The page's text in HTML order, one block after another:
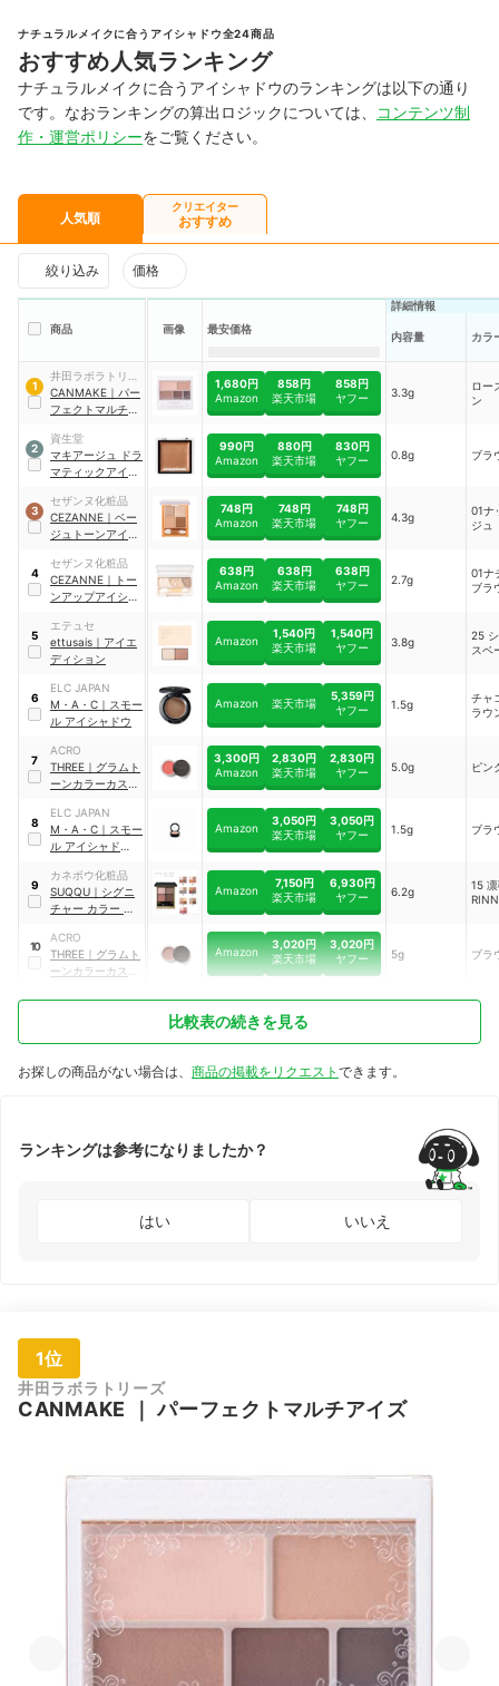
ナチュラルメイクに合うアイシャドウ全24商品
おすすめ人気ランキング
ナチュラルメイクに合うアイシャドウのランキングは以下の通り
です。なおランキングの算出ロジックについては、
コンテンツ制
作・運営ポリシーをご覧ください。
人気順
クリエイター
おすすめ
絞り込み 価格
商品 画像 最安価格
詳細情報
内容量 カラ
1
井田ラボラトリー
ズ
CANMAKE ｜ パー
フェクトマルチア
1,680円
Amazon
858円
楽天市場
858円
ヤフー
3.3g
ロー
ン
2
資生堂
マキアージュ ドラ
マティックアイカ
990円
Amazon
880円
楽天市場
830円
ヤフー
0.8g ブラ
3
セザンヌ化粧品
CEZANNE ｜ ベー
ジュトーンアイシ
748円
Amazon
748円
楽天市場
748円
ヤフー
4.3g
01ナ
ジュ
4
セザンヌ化粧品
CEZANNE ｜ トー
ンアップアイシャ
638円
Amazon
638円
楽天市場
638円
ヤフー
2.7g
01ナ
ブラ
5
エテュセ
ettusais ｜ アイエ
ディション
Amazon
1,540円
楽天市場
1,540円
ヤフー
3.8g
25
スベ
6
ELC JAPAN
M・A・C ｜ スモー
ル アイシャドウ
Amazon 楽天市場
5,359円
ヤフー
1.5g
チャ
ラウ
7
ACRO
THREE ｜ グラムト
ーンカラーカスタ
3,300円
Amazon
2,830円
楽天市場
2,830円
ヤフー
5.0g ピン
8
ELC JAPAN
M・A・C ｜ スモー
ル アイシャドウ
Amazon
3,050円
楽天市場
3,050円
ヤフー
1.5g ブラ
9
カネボウ化粧品
SUQQU ｜ シグニ
チャー カラー ア
Amazon
7,150円
楽天市場
6,930円
ヤフー
6.2g
15
10
ACRO
THREE ｜ グラムト
ーンカラーカスタ
バーム｜10
Amazon
3,020円
楽天市場
3,020円
ヤフー
5g ブラ
比較表の続きを見る
お探しの商品がない場合は、 商品の掲載をリクエスト できます。
ランキングは参考になりましたか？
はい いいえ
1位
井田ラボラトリーズ
CANMAKE ｜パーフェクトマルチアイズ